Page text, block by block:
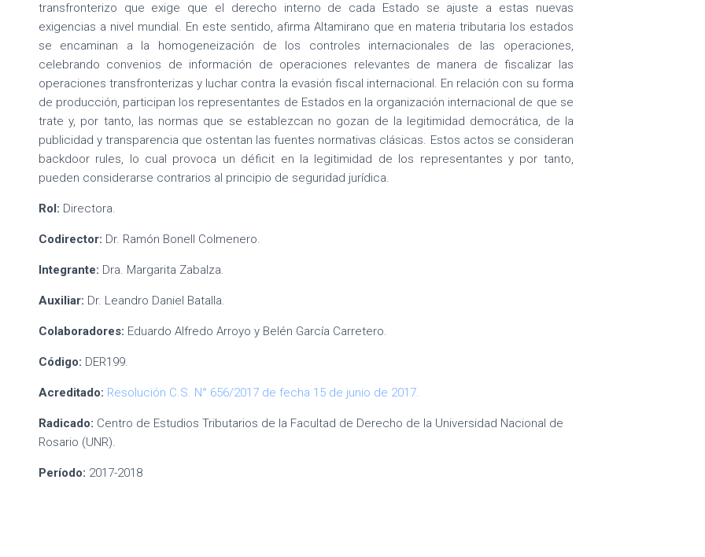
transfronterizo que exige que el derecho interno de cada Estado se ajuste a estas nuevas
exigencias a nivel mundial. En este sentido, afirma Altamirano que en materia tributaria los estados
se encaminan a la homogeneización de los controles internacionales de las operaciones,
celebrando convenios de información de operaciones relevantes de manera de fiscalizar las
operaciones transfronterizas y luchar contra la evasión fiscal internacional. En relación con su forma
de producción, participan los representantes de Estados en la organización internacional de que se
trate y, por tanto, las normas que se establezcan no gozan de la legitimidad democrática, de la
publicidad y transparencia que ostentan las fuentes normativas clásicas. Estos actos se consideran
backdoor rules, lo cual provoca un déficit en la legitimidad de los representantes y por tanto,
pueden considerarse contrarios al principio de seguridad jurídica.
Rol: Directora.
Codirector: Dr. Ramón Bonell Colmenero.
Integrante: Dra. Margarita Zabalza.
Auxiliar: Dr. Leandro Daniel Batalla.
Colaboradores: Eduardo Alfredo Arroyo y Belén García Carretero.
Código: DER199.
Acreditado: Resolución C.S. N° 656/2017 de fecha 15 de junio de 2017.
Radicado: Centro de Estudios Tributarios de la Facultad de Derecho de la Universidad Nacional de
Rosario (UNR).
Período: 2017-2018